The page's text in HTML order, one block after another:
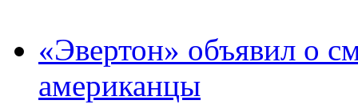
«Эвертон» объявил о
американцы